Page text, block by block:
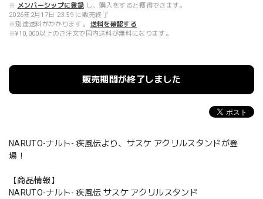
※ メンバーシップに登録 し、購入をすると獲得できます。
2026年2月17日 23:59 に販売終了
※別途送料がかかります。
送料を確認する
※¥10,000以上のご注文で国内送料が無料になります。
販売期間が終了しました
NARUTO-ナルト- 疾風伝より、サスケ アクリルスタンドが登
場！
【商品情報】
NARUTO-ナルト- 疾風伝 サスケ アクリルスタンド